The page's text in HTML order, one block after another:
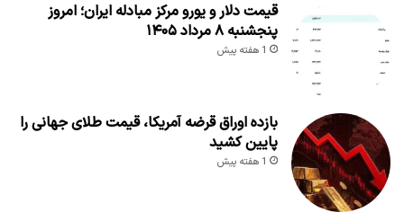
قیمت دلار و یورو مرکز مبادله ایران؛ امروز
پنجشنبه ۸ مرداد ۱۴۰۵
1 هفته پیش
بازده اوراق قرضه آمریکا، قیمت طلای جهانی را
پایین کشید
1 هفته پیش